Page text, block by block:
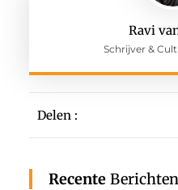
Ravi
Schrijver &
Delen :
Recente Berichten